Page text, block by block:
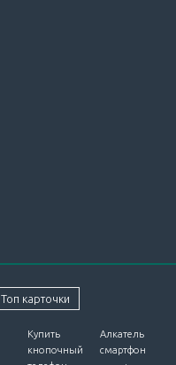
Топ карточки
Купить
кнопочный
Алкатель
смартфон